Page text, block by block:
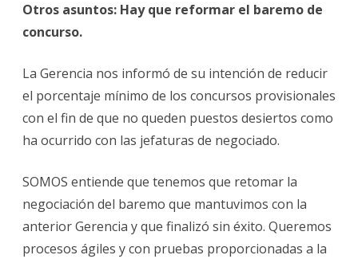
Otros asuntos: Hay que reformar el baremo de
concurso.
La Gerencia nos informó de su intención de reducir
el porcentaje mínimo de los concursos provisionales
con el fin de que no queden puestos desiertos como
ha ocurrido con las jefaturas de negociado.
SOMOS entiende que tenemos que retomar la
negociación del baremo que mantuvimos con la
anterior Gerencia y que finalizó sin éxito. Queremos
procesos ágiles y con pruebas proporcionadas a la